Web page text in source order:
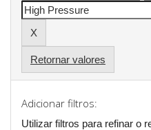
Retornar valores
Adicionar filtros:
Utilizar filtros para refinar o